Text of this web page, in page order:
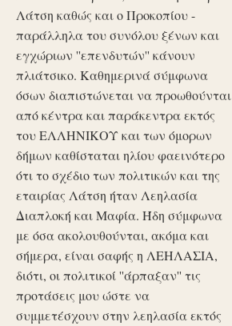
Λάτση καθώς και ο Προκοπίου -
παράλληλα του συνόλου ξένων και
εγχώριων ''επενδυτών'' κάνουν
πλιάτσικο. Καθημερινά σύμφωνα
όσων διαπιστώνεται να προωθούνται
από κέντρα και παράκεντρα εκτός
του ΕΛΛΗΝΙΚΟΥ και των όμορων
δήμων καθίσταται ηλίου φαεινότερο
ότι το σχέδιο των πολιτικών και της
εταιρίας Λάτση ήταν Λεηλασία
Διαπλοκή και Μαφία. Ήδη σύμφωνα
με όσα ακολουθούνται, ακόμα και
σήμερα, είναι σαφής η ΛΕΗΛΑΣΙΑ,
διότι, οι πολιτικοί ''άρπαξαν'' τις
προτάσεις μου ώστε να
συμμετέσχουν στην λεηλασία εκτός